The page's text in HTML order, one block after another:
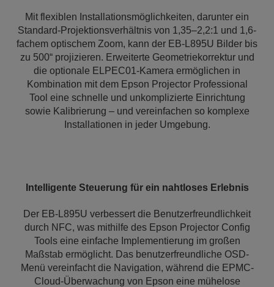
Mit flexiblen Installationsmöglichkeiten, darunter ein
Standard-Projektionsverhältnis von 1,35–2,2:1 und 1,6-
fachem optischem Zoom, kann der EB-L895U Bilder bis
zu 500“ projizieren. Erweiterte Geometriekorrektur und
die optionale ELPEC01-Kamera ermöglichen in
Kombination mit dem Epson Projector Professional
Tool eine schnelle und unkomplizierte Einrichtung
sowie Kalibrierung – und vereinfachen so komplexe
Installationen in jeder Umgebung.
Intelligente Steuerung für ein nahtloses Erlebnis
Der EB-L895U verbessert die Benutzerfreundlichkeit
durch NFC, was mithilfe des Epson Projector Config
Tools eine einfache Implementierung im großen
Maßstab ermöglicht. Das benutzerfreundliche OSD-
Menü vereinfacht die Navigation, während die EPMC-
Cloud-Überwachung von Epson eine mühelose